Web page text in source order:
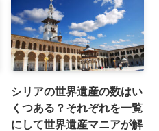
シリアの世界遺産の数はい
くつある？それぞれを一覧
にして世界遺産マニアが解